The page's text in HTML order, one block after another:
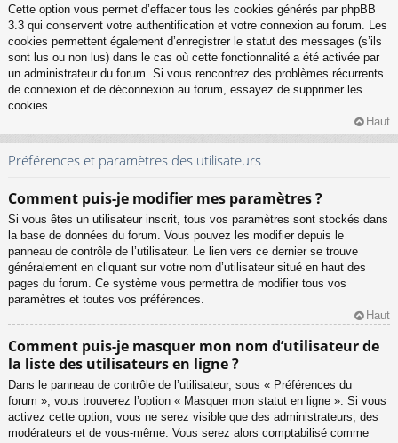
Cette option vous permet d’effacer tous les cookies générés par phpBB
3.3 qui conservent votre authentification et votre connexion au forum. Les
cookies permettent également d’enregistrer le statut des messages (s’ils
sont lus ou non lus) dans le cas où cette fonctionnalité a été activée par
un administrateur du forum. Si vous rencontrez des problèmes récurrents
de connexion et de déconnexion au forum, essayez de supprimer les
cookies.
Haut
Préférences et paramètres des utilisateurs
Comment puis-je modifier mes paramètres ?
Si vous êtes un utilisateur inscrit, tous vos paramètres sont stockés dans
la base de données du forum. Vous pouvez les modifier depuis le
panneau de contrôle de l’utilisateur. Le lien vers ce dernier se trouve
généralement en cliquant sur votre nom d’utilisateur situé en haut des
pages du forum. Ce système vous permettra de modifier tous vos
paramètres et toutes vos préférences.
Haut
Comment puis-je masquer mon nom d’utilisateur de
la liste des utilisateurs en ligne ?
Dans le panneau de contrôle de l’utilisateur, sous « Préférences du
forum », vous trouverez l’option « Masquer mon statut en ligne ». Si vous
activez cette option, vous ne serez visible que des administrateurs, des
modérateurs et de vous-même. Vous serez alors comptabilisé comme